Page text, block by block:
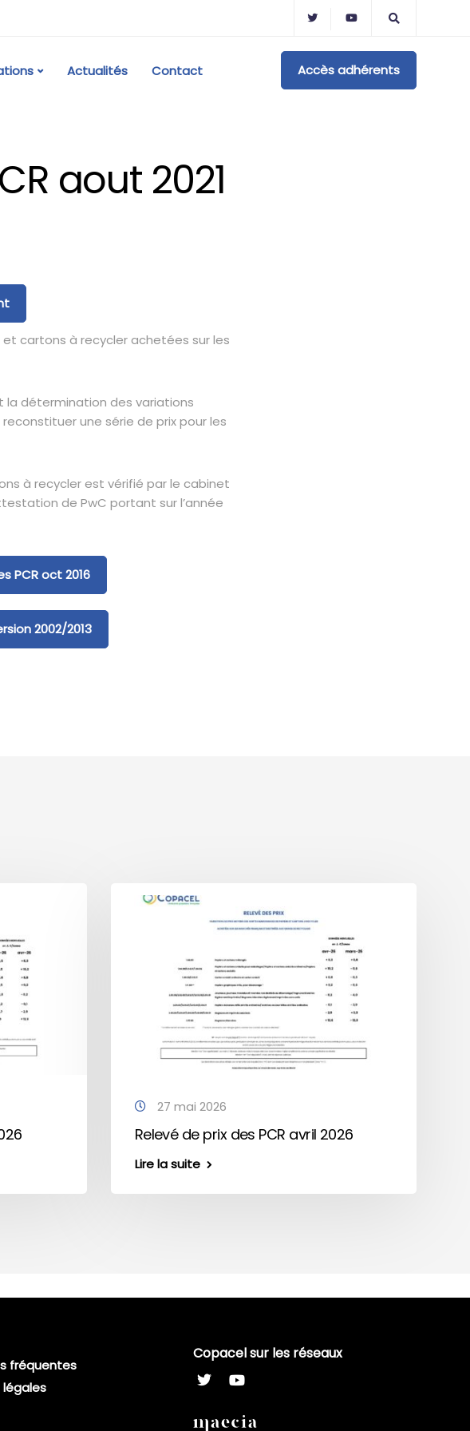
Actualités Contact Accès adhérents
aout 2021
cartons à recycler achetées sur les
détermination des variations
une série de prix pour les
à recycler est vérifié par le cabinet
de PwC portant sur l’année
PCR oct 2016
2002/2013
27 mai 2026
Relevé de prix des PCR avril 2026
Lire la suite
fréquentes
légales
Copacel sur les réseaux